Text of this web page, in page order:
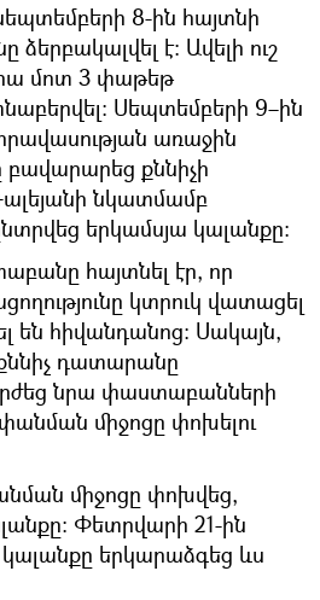
8-ին հայտնի
է։ Ավելի ուշ
մոտ 3 փաթեթ
Սեպտեմբերի 9–ին
առաջին
քննիչի
նկատմամբ
երկամսյա կալանքը։
հայտնել էր, որ
կտրուկ վատացել
են հիվանդանոց: Սակայն,
դատարանը
նրա փաստաբանների
միջոցը փոխելու
միջոցը փոխվեց,
Փետրվարի 21-ին
երկարաձգեց ևս